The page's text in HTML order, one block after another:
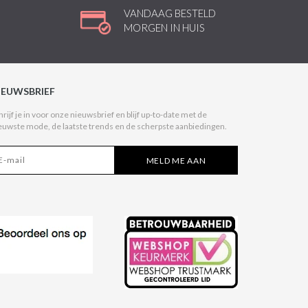
VANDAAG BESTELD
MORGEN IN HUIS
je in voor onze nieuwsbrief en blijf up-to-date met de
mode, de laatste trends en de scherpste aanbiedingen.
MELD ME AAN